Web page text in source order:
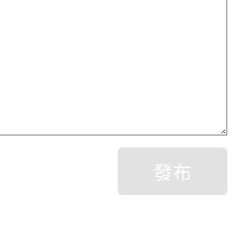
發布